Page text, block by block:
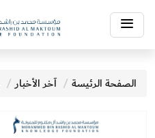
Toggle
navigation
الصفحة الرئيسة آخر الأخبار